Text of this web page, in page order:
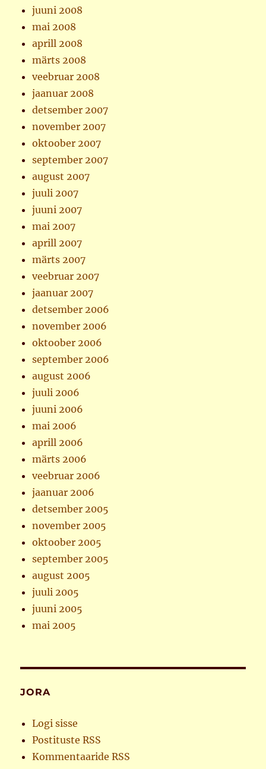
juuni 2008
mai 2008
aprill 2008
märts 2008
veebruar 2008
jaanuar 2008
detsember 2007
november 2007
oktoober 2007
september 2007
august 2007
juuli 2007
juuni 2007
mai 2007
aprill 2007
märts 2007
veebruar 2007
jaanuar 2007
detsember 2006
november 2006
oktoober 2006
september 2006
august 2006
juuli 2006
juuni 2006
mai 2006
aprill 2006
märts 2006
veebruar 2006
jaanuar 2006
detsember 2005
november 2005
oktoober 2005
september 2005
august 2005
juuli 2005
juuni 2005
mai 2005
JORA
Logi sisse
Postituste RSS
Kommentaaride RSS